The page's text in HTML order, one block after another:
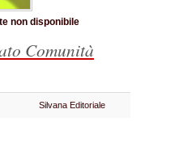
non disponibile
Comunità
Silvana Editoriale